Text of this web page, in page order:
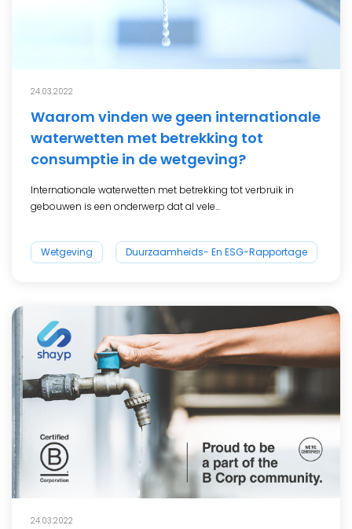
24.03.2022
Waarom vinden we geen internationale
waterwetten met betrekking tot
consumptie in de wetgeving?
Internationale waterwetten met betrekking tot verbruik in
gebouwen is een onderwerp dat al vele...
Wetgeving Duurzaamheids- En ESG-Rapportage
24.03.2022